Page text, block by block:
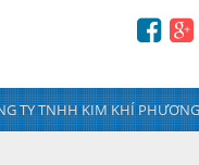
TY TNHH KIM KHÍ